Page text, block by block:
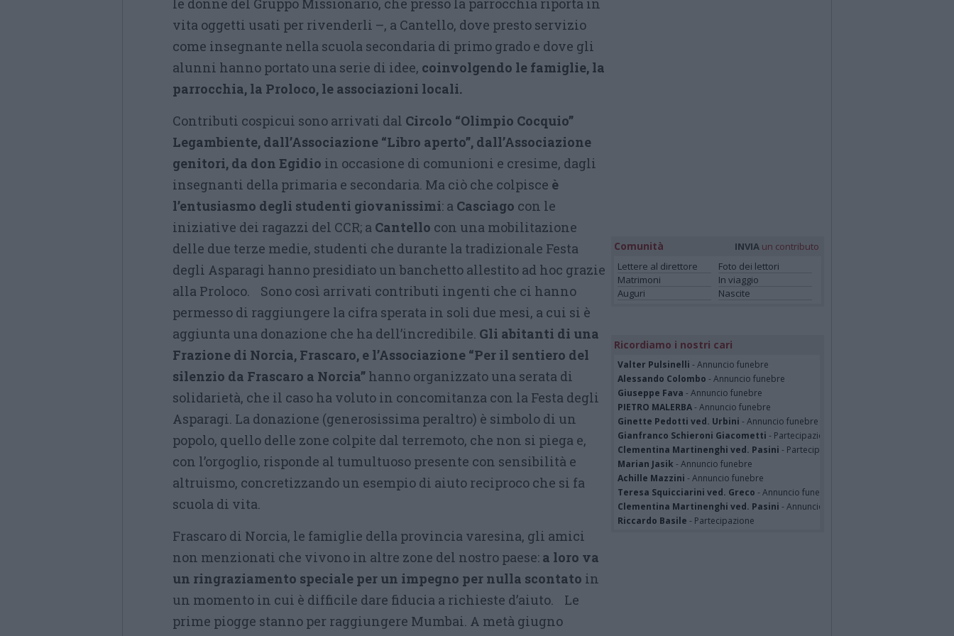
le donne del Gruppo Missionario, che presso la parrocchia riporta in
vita oggetti usati per rivenderli –, a Cantello, dove presto servizio
come insegnante nella scuola secondaria di primo grado e dove gli
alunni hanno portato una serie di idee, coinvolgendo le famiglie, la
parrocchia, la Proloco, le associazioni locali.
Contributi cospicui sono arrivati dal Circolo “Olimpio Cocquio”
Legambiente, dall’Associazione “Libro aperto”, dall’Associazione
genitori, da don Egidio in occasione di comunioni e cresime, dagli
insegnanti della primaria e secondaria. Ma ciò che colpisce è
l’entusiasmo degli studenti giovanissimi: a Casciago con le
iniziative dei ragazzi del CCR; a Cantello con una mobilitazione
delle due terze medie, studenti che durante la tradizionale Festa
degli Asparagi hanno presidiato un banchetto allestito ad hoc grazie
alla Proloco. Sono così arrivati contributi ingenti che ci hanno
permesso di raggiungere la cifra sperata in soli due mesi, a cui si è
aggiunta una donazione che ha dell’incredibile. Gli abitanti di una
Frazione di Norcia, Frascaro, e l’Associazione “Per il sentiero del
silenzio da Frascaro a Norcia” hanno organizzato una serata di
solidarietà, che il caso ha voluto in concomitanza con la Festa degli
Asparagi. La donazione (generosissima peraltro) è simbolo di un
popolo, quello delle zone colpite dal terremoto, che non si piega e,
con l’orgoglio, risponde al tumultuoso presente con sensibilità e
altruismo, concretizzando un esempio di aiuto reciproco che si fa
scuola di vita.
Frascaro di Norcia, le famiglie della provincia varesina, gli amici
non menzionati che vivono in altre zone del nostro paese: a loro va
un ringraziamento speciale per un impegno per nulla scontato in
un momento in cui è difficile dare fiducia a richieste d’aiuto. Le
prime piogge stanno per raggiungere Mumbai. A metà giugno
Comunità INVIA un contributo
Lettere al direttore
Foto dei lettori
Matrimoni
In viaggio
Auguri
Nascite
Ricordiamo i nostri cari
Valter Pulsinelli - Annuncio funebre
Alessando Colombo - Annuncio funebre
Giuseppe Fava - Annuncio funebre
PIETRO MALERBA- Annuncio funebre
Ginette Pedotti ved. Urbini - Annuncio funebre
Gianfranco Schieroni Giacometti - Partecipazione
Clementina Martinenghi ved. Pasini - Partecipazione
Marian Jasik - Annuncio funebre
Achille Mazzini - Annuncio funebre
Teresa Squicciarini ved. Greco - Annuncio funebre
Clementina Martinenghi ved. Pasini - Annuncio funebre
Riccardo Basile - Partecipazione